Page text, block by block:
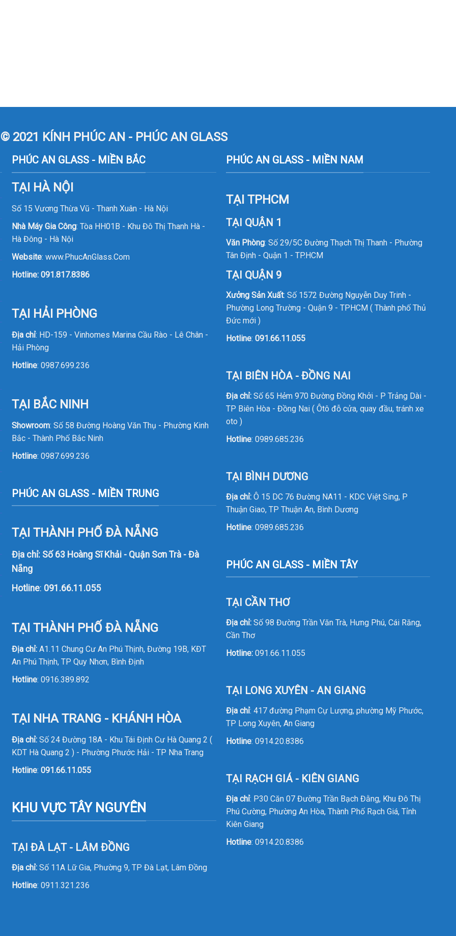
© 2021 KÍNH PHÚC AN - PHÚC AN GLASS
PHÚC AN GLASS - MIỀN BẮC
TẠI HÀ NỘI
Số 15 Vương Thừa Vũ - Thanh Xuân - Hà Nội
Nhà Máy Gia Công: Tòa HH01B - Khu Đô Thị Thanh Hà -
Hà Đông - Hà Nội
Website:www.PhucAnGlass.Com
Hotline:091.817.8386
TẠI HẢI PHÒNG
Địa chỉ: HD-159 - Vinhomes Marina Cầu Rào - Lê Chân -
Hải Phòng
Hotline:0987.699.236
TẠI BẮC NINH
Showroom: Số 58 Đường Hoàng Văn Thụ - Phường Kinh
Bắc - Thành Phố Bắc Ninh
Hotline:0987.699.236
PHÚC AN GLASS - MIỀN TRUNG
TẠI THÀNH PHỐ ĐÀ NẴNG
Địa chỉ: Số 63 Hoàng Sĩ Khải - Quận Sơn Trà - Đà
Nẵng
Hotline: 091.66.11.055
TẠI THÀNH PHỐ ĐÀ NẴNG
Địa chỉ: A1.11 Chung Cư An Phú Thịnh, Đường 19B, KĐT
An Phú Thịnh, TP Quy Nhơn, Bình Định
Hotline:0916.389.892
TẠI NHA TRANG - KHÁNH HÒA
Địa chỉ:Số 24 Đường 18A - Khu Tái Định Cư Hà Quang 2 (
KDT Hà Quang 2 ) - Phường Phước Hải - TP Nha Trang
Hotline:091.66.11.055
KHU VỰC TÂY NGUYÊN
TẠI ĐÀ LẠT - LÂM ĐỒNG
Địa chỉ: Số 11A Lữ Gia, Phường 9, TP Đà Lạt, Lâm Đồng
Hotline:0911.321.236
PHÚC AN GLASS - MIỀN NAM
TẠI TPHCM
TẠI QUẬN 1
Văn Phòng: Số 29/5C Đường Thạch Thị Thanh - Phường
Tân Định - Quận 1 - TP.HCM
TẠI QUẬN 9
Xưởng Sản Xuất: Số 1572 Đường Nguyễn Duy Trinh -
Phường Long Trường - Quận 9 - TPHCM ( Thành phố Thủ
Đức mới )
Hotline:091.66.11.055
TẠI BIÊN HÒA - ĐỒNG NAI
Địa chỉ: Số 65 Hẻm 970 Đường Đồng Khởi - P Trảng Dài -
TP Biên Hòa - Đồng Nai ( Ôtô đỗ cửa, quay đầu, tránh xe
oto )
Hotline:0989.685.236
TẠI BÌNH DƯƠNG
Địa chỉ: Ô 15 DC 76 Đường NA11 - KDC Việt Sing, P
Thuận Giao, TP Thuận An, Bình Dương
Hotline:0989.685.236
PHÚC AN GLASS - MIỀN TÂY
TẠI CẦN THƠ
Địa chỉ: Số 98 Đường Trần Văn Trà, Hưng Phú, Cái Răng,
Cần Thơ
Hotline: 091.66.11.055
TẠI LONG XUYÊN - AN GIANG
Địa chỉ: 417 đường Phạm Cự Lượng, phường Mỹ Phước,
TP Long Xuyên, An Giang
Hotline:0914.20.8386
TẠI RẠCH GIÁ - KIÊN GIANG
Địa chỉ: P30 Căn 07 Đường Trần Bạch Đằng, Khu Đô Thị
Phú Cường, Phường An Hòa, Thành Phố Rạch Giá, Tỉnh
Kiên Giang
Hotline:0914.20.8386